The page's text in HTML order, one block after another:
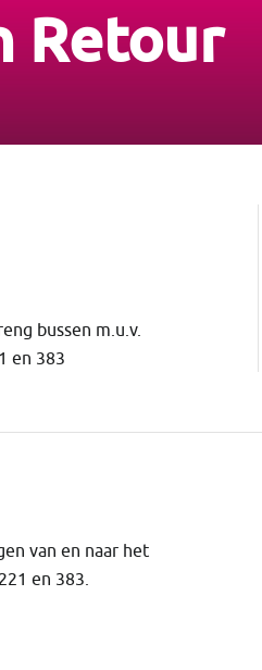
Retour
bussen m.u.v.
en 383
van en naar het
en 383.